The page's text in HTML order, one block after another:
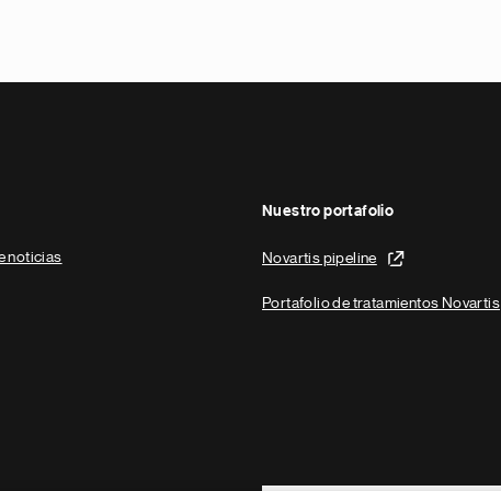
noticias
Nuestro portafolio
Novartis pipeline
Portafolio de tratamientos Novartis